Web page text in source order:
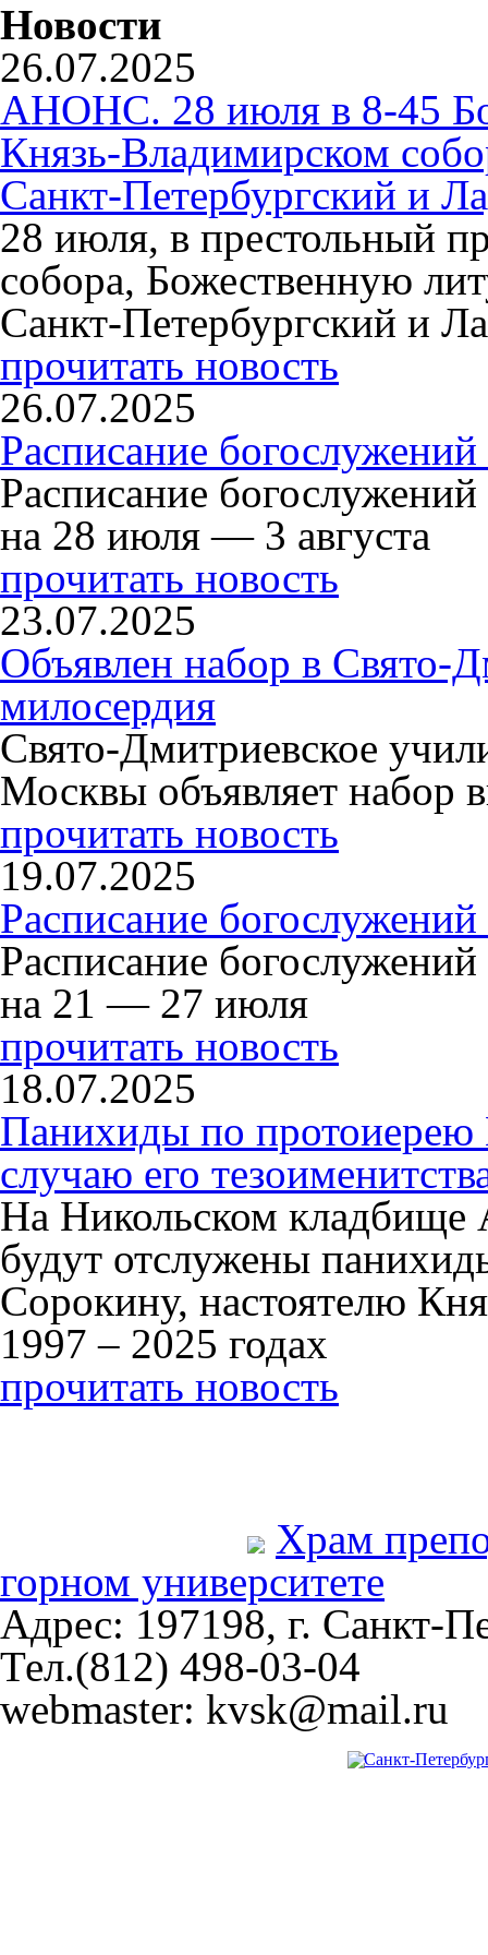
Новости
26.07.2025
АНОНС. 28 июля в 8-45
Князь-Владимирском
Санкт-Петербургский и
28 июля, в престольный
собора, Божественную
Санкт-Петербургский и
прочитать новость
26.07.2025
Расписание
Расписание
на 28 июля — 3 августа
прочитать новость
23.07.2025
Объявлен набор в Свято-
милосердия
Свято-Дмитриевское
Москвы объявляет набор
прочитать новость
19.07.2025
Расписание
Расписание
на 21 — 27 июля
прочитать новость
18.07.2025
Панихиды по
случаю его
На Никольском кладбище
будут отслужены
Сорокину, настоятелю
1997 – 2025 годах
прочитать новость
Храм
горном университете
Адрес: 197198, г. Санкт-
Тел.(812) 498-03-04
webmaster: kvsk@mail.ru